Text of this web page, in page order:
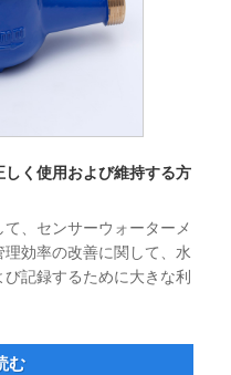
く使用および維持する方
、センサーウォーターメ
効率の改善に関して、水
記録するために大きな利
む